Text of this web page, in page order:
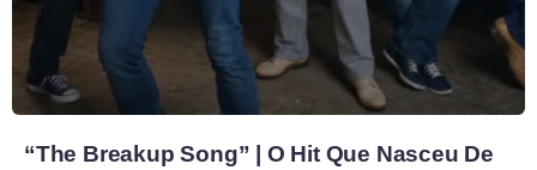
“The Breakup Song” | O Hit Que Nasceu De